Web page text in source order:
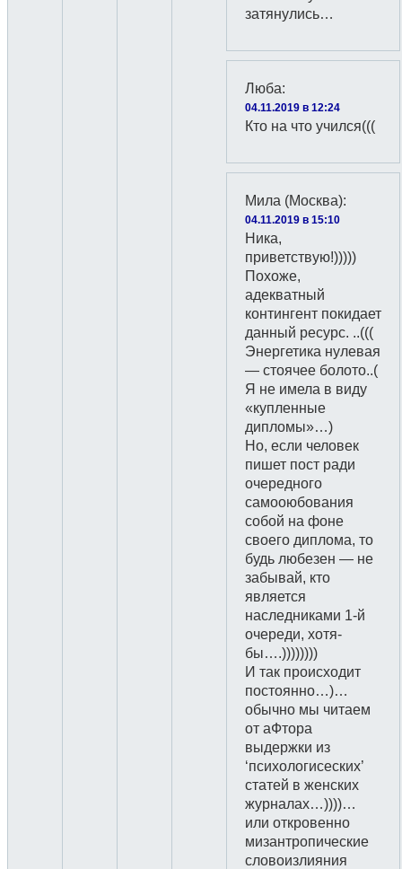
затянулись…
Люба:
04.11.2019 в 12:24
Кто на что учился(((
Мила (Москва):
04.11.2019 в 15:10
Ника,
приветствую!)))))
Похоже,
адекватный
контингент покидает
данный ресурс. ..(((
Энергетика нулевая
— стоячее болото..(
Я не имела в виду
«купленные
дипломы»…)
Но, если человек
пишет пост ради
очередного
самооюбования
собой на фоне
своего диплома, то
будь любезен — не
забывай, кто
является
наследниками 1-й
очереди, хотя-
бы….))))))))
И так происходит
постоянно…)…
обычно мы читаем
от аФтора
выдержки из
‘психологисеских’
статей в женских
журналах…))))…
или откровенно
мизантропические
словоизлияния